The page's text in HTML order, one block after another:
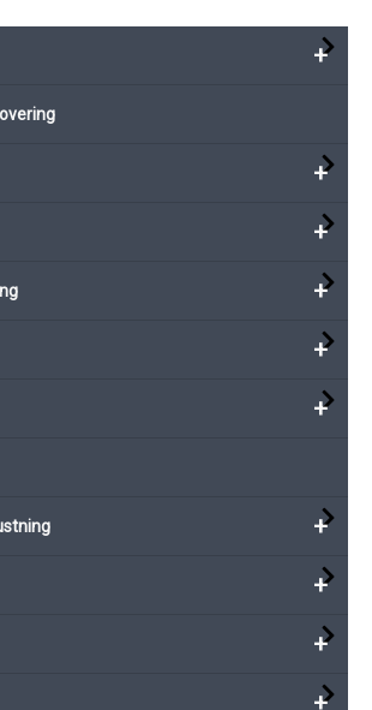
De
olika
väljas
+
+
+
+
+
+
+
+
+
+